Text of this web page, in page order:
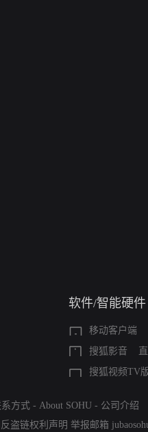
软件/智能硬件
移动客户端
搜狐影音
搜狐视频TV
方式 - About SOHU - 公司介绍
盗链权利声明 举报邮箱